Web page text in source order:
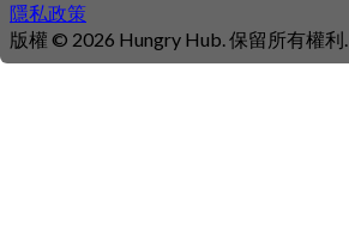
隱私政策
版權 © 2026 Hungry Hub. 保留所有權利.
Connection